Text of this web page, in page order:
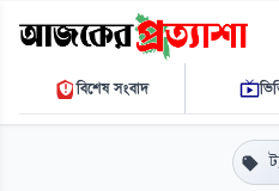
রোববার, ০৯ আগস্ট ২০২৬
১০ ১৬ ১১ পি.এম.THE DAILY
বিশেষ সংবাদ